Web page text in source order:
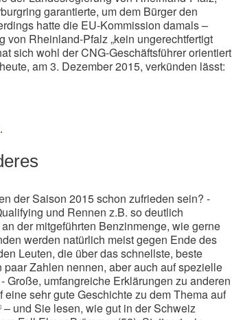
garantierte, um dem Bürger den
hatte die EU-Kommission damals –
Rheinland-Pfalz „kein ungerechtfertigt
sich wohl der CNG-Geschäftsführer orientiert
am 3. Dezember 2015, verkünden lässt:
.
der Saison 2015 schon zufrieden sein? -
und Rennen z.B. so deutlich
der mitgeführten Benzinmenge, wie gerne
werden natürlich meist gegen Ende des
Leuten, die über das schnellste, beste
Zahlen nennen, aber auch auf spezielle
umfangreiche Erklärungen zu anderen
sehr gute Geschichte zu dem Thema auf
is external)
– und Sie lesen, wie gut in der Schweiz